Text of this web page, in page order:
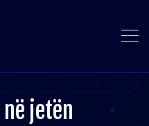
jetën